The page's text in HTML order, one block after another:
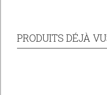
PRODUITS DÉJÀ